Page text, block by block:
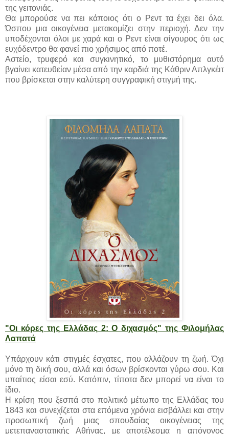
της γειτονιάς.
Θα μπορούσε να πει κάποιος ότι ο Ρεντ τα έχει δει όλα.
Ώσπου μια οικογένεια μετακομίζει στην περιοχή. Δεν την
υποδέχονται όλοι με χαρά και ο Ρεντ είναι σίγουρος ότι ως
ευχόδεντρο θα φανεί πιο χρήσιμος από ποτέ.
Αστείο, τρυφερό και συγκινητικό, το μυθιστόρημα αυτό
βγαίνει κατευθείαν μέσα από την καρδιά της Κάθριν Απλγκέιτ
που βρίσκεται στην καλύτερη συγγραφική στιγμή της.
"Οι κόρες της Ελλάδας 2: Ο διχασμός" της Φιλομήλας
Λαπατά
Υπάρχουν κάτι στιγμές έσχατες, που αλλάζουν τη ζωή. Όχι
μόνο τη δική σου, αλλά και όσων βρίσκονται γύρω σου. Και
υπαίτιος είσαι εσύ. Κατόπιν, τίποτα δεν μπορεί να είναι το
ίδιο.
Η κρίση που ξεσπά στο πολιτικό μέτωπο της Ελλάδας του
1843 και συνεχίζεται στα επόμενα χρόνια εισβάλλει και στην
προσωπική ζωή μιας σπουδαίας οικογένειας της
μετεπαναστατικής Αθήνας, με αποτέλεσμα η απόγονος